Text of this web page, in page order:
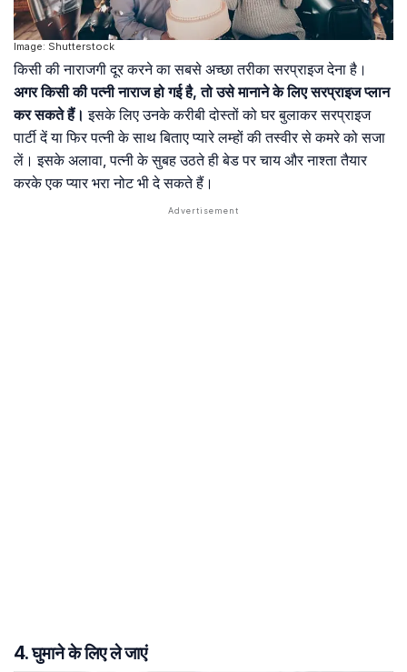
Image: Shutterstock
किसी की नाराजगी दूर करने का सबसे अच्छा तरीका सरप्राइज देना है।
अगर किसी की पत्नी नाराज हो गई है, तो उसे मानाने के लिए सरप्राइज प्लान
कर सकते हैं। इसके लिए उनके करीबी दोस्तों को घर बुलाकर सरप्राइज
पार्टी दें या फिर पत्नी के साथ बिताए प्यारे लम्हों की तस्वीर से कमरे को सजा
लें। इसके अलावा, पत्नी के सुबह उठते ही बेड पर चाय और नाश्ता तैयार
करके एक प्यार भरा नोट भी दे सकते हैं।
4. घुमाने के लिए ले जाएं